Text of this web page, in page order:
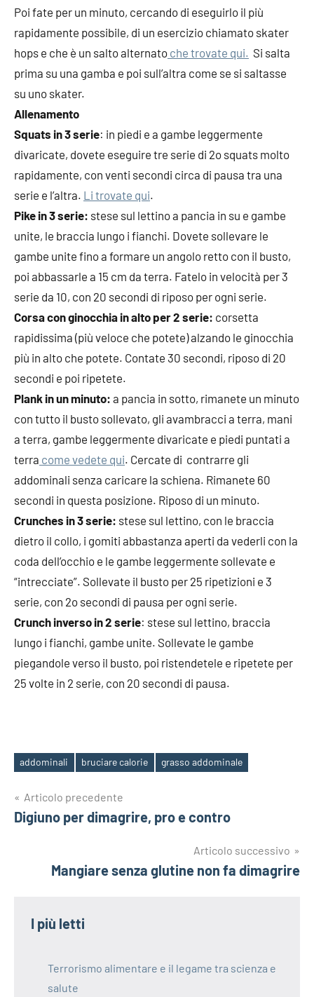
Poi fate per un minuto, cercando di eseguirlo il più
rapidamente possibile, di un esercizio chiamato skater
hops e che è un salto alternato che trovate qui. Si salta
prima su una gamba e poi sull’altra come se si saltasse
su uno skater.
Allenamento
Squats in 3 serie: in piedi e a gambe leggermente
divaricate, dovete eseguire tre serie di 2o squats molto
rapidamente, con venti secondi circa di pausa tra una
serie e l’altra. Li trovate qui.
Pike in 3 serie: stese sul lettino a pancia in su e gambe
unite, le braccia lungo i fianchi. Dovete sollevare le
gambe unite fino a formare un angolo retto con il busto,
poi abbassarle a 15 cm da terra. Fatelo in velocità per 3
serie da 10, con 20 secondi di riposo per ogni serie.
Corsa con ginocchia in alto per 2 serie: corsetta
rapidissima (più veloce che potete) alzando le ginocchia
più in alto che potete. Contate 30 secondi, riposo di 20
secondi e poi ripetete.
Plank in un minuto: a pancia in sotto, rimanete un minuto
con tutto il busto sollevato, gli avambracci a terra, mani
a terra, gambe leggermente divaricate e piedi puntati a
terra come vedete qui. Cercate di contrarre gli
addominali senza caricare la schiena. Rimanete 60
secondi in questa posizione. Riposo di un minuto.
Crunches in 3 serie: stese sul lettino, con le braccia
dietro il collo, i gomiti abbastanza aperti da vederli con la
coda dell’occhio e le gambe leggermente sollevate e
“intrecciate”. Sollevate il busto per 25 ripetizioni e 3
serie, con 2o secondi di pausa per ogni serie.
Crunch inverso in 2 serie: stese sul lettino, braccia
lungo i fianchi, gambe unite. Sollevate le gambe
piegandole verso il busto, poi ristendetele e ripetete per
25 volte in 2 serie, con 20 secondi di pausa.
Tag
addominali bruciare calorie grasso addominale
Navigazione
articoli
Articolo precedente
Digiuno per dimagrire, pro e contro
Articolo successivo
Mangiare senza glutine non fa dimagrire
I più letti
Terrorismo alimentare e il legame tra scienza e
salute